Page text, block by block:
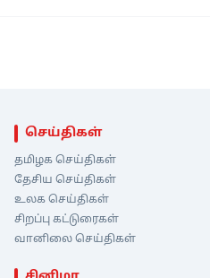
செய்திகள்
தமிழக செய்திகள்
தேசிய செய்திகள்
உலக செய்திகள்
சிறப்பு கட்டுரைகள்
வானிலை செய்திகள்